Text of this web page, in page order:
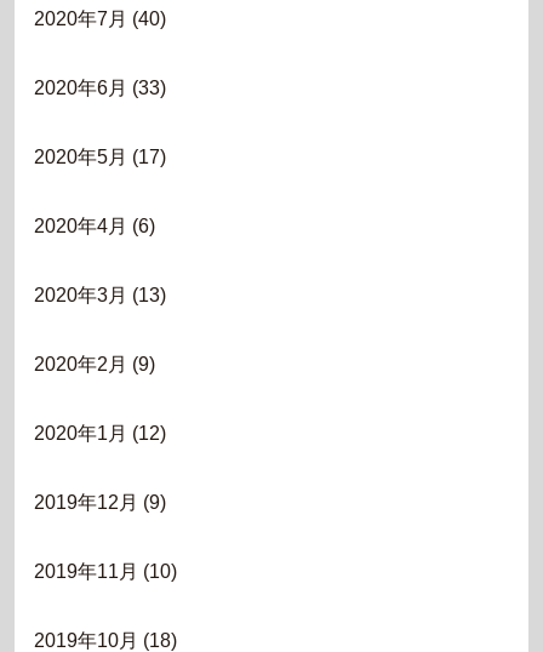
2020年7月 (40)
2020年6月 (33)
2020年5月 (17)
2020年4月 (6)
2020年3月 (13)
2020年2月 (9)
2020年1月 (12)
2019年12月 (9)
2019年11月 (10)
2019年10月 (18)